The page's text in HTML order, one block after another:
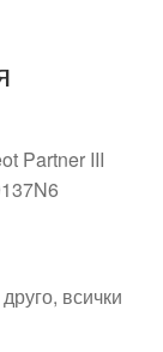
Partner III
всички